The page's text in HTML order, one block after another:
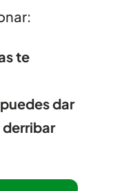
te
dar
derribar